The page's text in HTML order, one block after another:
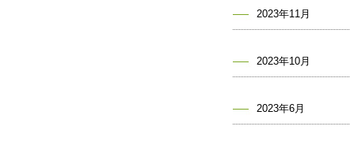
2023年11月
2023年10月
2023年6月